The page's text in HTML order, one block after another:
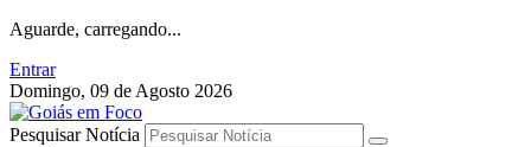
Aguarde, carregando...
Entrar
Domingo, 09 de Agosto 2026
Pesquisar Notícia